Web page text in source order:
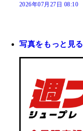
2026年07月27日 08:10
写真をもっと見る